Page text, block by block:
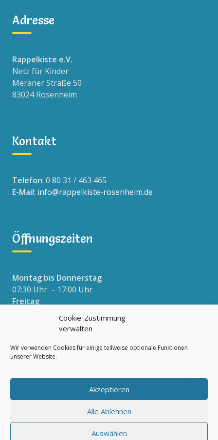
Cookie-Zustimmung
verwalten
Wir verwenden Cookies für einige teilweise optionale Funktionen
unserer Website.
Akzeptieren
Alle Ablehnen
Auswählen
Adresse
Rappelkiste e.V.
Netz für Kinder
Meraner Straße 50
83024 Rosenheim
Kontakt
Telefon: 0 80 31 / 463 465
E-Mail: info@rappelkiste-rosenheim.de
Öffnungszeiten
Montag bis Donnerstag
07:30 Uhr – 17:00 Uhr
Freitag
07:30 Uhr – 16:00 Uhr
Datenschutzerklärung
Cookie-Richtlinie (EU)
© 2026 Rappelkiste e.V. Netz für Kinder